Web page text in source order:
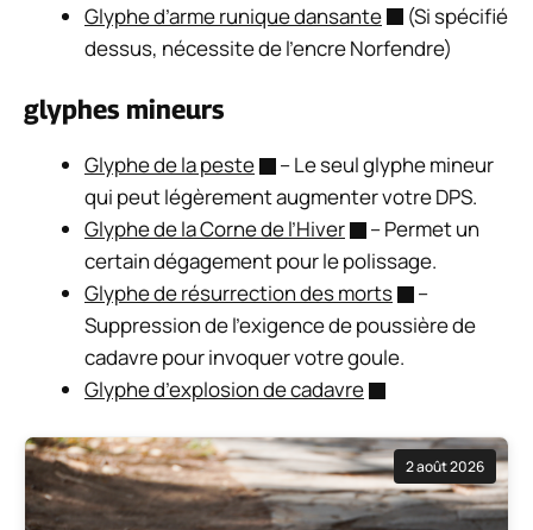
Glyphe d’arme runique dansante
(Si spécifié
dessus, nécessite de l’encre Norfendre)
glyphes mineurs
Glyphe de la peste
– Le seul glyphe mineur
qui peut légèrement augmenter votre DPS.
Glyphe de la Corne de l’Hiver
– Permet un
certain dégagement pour le polissage.
Glyphe de résurrection des morts
–
Suppression de l’exigence de poussière de
cadavre pour invoquer votre goule.
Glyphe d’explosion de cadavre
2 août 2026